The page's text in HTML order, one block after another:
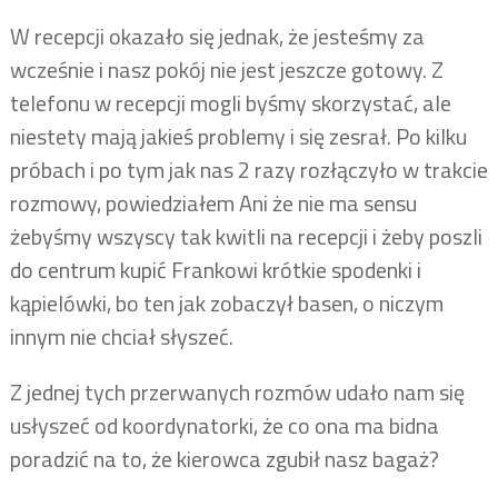
W recepcji okazało się jednak, że jesteśmy za
wcześnie i nasz pokój nie jest jeszcze gotowy. Z
telefonu w recepcji mogli byśmy skorzystać, ale
niestety mają jakieś problemy i się zesrał. Po kilku
próbach i po tym jak nas 2 razy rozłączyło w trakcie
rozmowy, powiedziałem Ani że nie ma sensu
żebyśmy wszyscy tak kwitli na recepcji i żeby poszli
do centrum kupić Frankowi krótkie spodenki i
kąpielówki, bo ten jak zobaczył basen, o niczym
innym nie chciał słyszeć.
Z jednej tych przerwanych rozmów udało nam się
usłyszeć od koordynatorki, że co ona ma bidna
poradzić na to, że kierowca zgubił nasz bagaż?